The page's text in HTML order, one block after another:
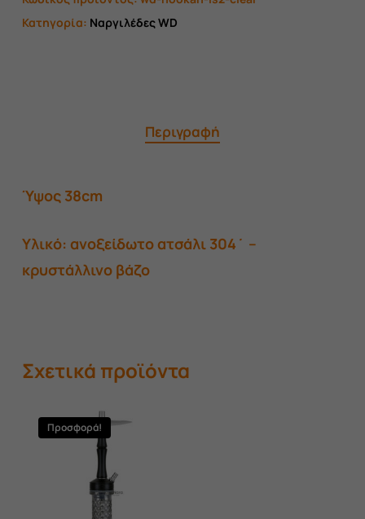
Κατηγορία: Ναργιλέδες WD
Περιγραφή
Ύψος 38cm
Υλικό: ανοξείδωτο ατσάλι 304΄ –
κρυστάλλινο βάζο
Σχετικά προϊόντα
Προσφορά!